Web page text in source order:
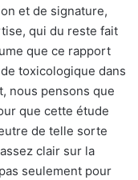
et de signature,
qui du reste fait
que ce rapport
toxicologique dans
nous pensons que
que cette étude
de telle sorte
clair sur la
seulement pour